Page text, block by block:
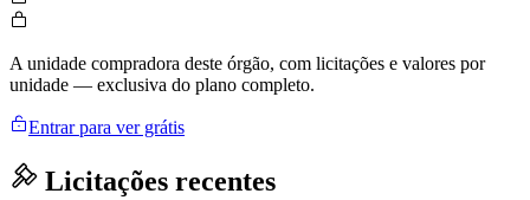
A unidade compradora deste órgão, com licitações e valores por
unidade — exclusiva do plano completo.
Entrar para ver grátis
Licitações recentes